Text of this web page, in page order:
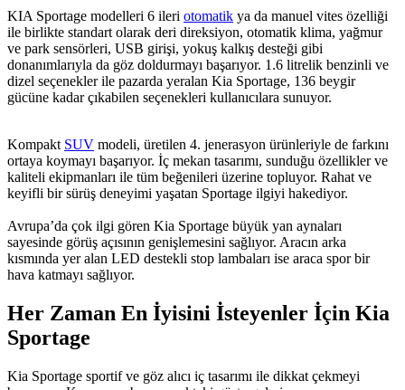
KIA Sportage modelleri 6 ileri otomatik ya da manuel vites özelliği
ile birlikte standart olarak deri direksiyon, otomatik klima, yağmur
ve park sensörleri, USB girişi, yokuş kalkış desteği gibi
donanımlarıyla da göz doldurmayı başarıyor. 1.6 litrelik benzinli ve
dizel seçenekler ile pazarda yeralan Kia Sportage, 136 beygir
gücüne kadar çıkabilen seçenekleri kullanıcılara sunuyor.
Kompakt SUV modeli, üretilen 4. jenerasyon ürünleriyle de farkını
ortaya koymayı başarıyor. İç mekan tasarımı, sunduğu özellikler ve
kaliteli ekipmanları ile tüm beğenileri üzerine topluyor. Rahat ve
keyifli bir sürüş deneyimi yaşatan Sportage ilgiyi hakediyor.
Avrupa’da çok ilgi gören Kia Sportage büyük yan aynaları
sayesinde görüş açısının genişlemesini sağlıyor. Aracın arka
kısmında yer alan LED destekli stop lambaları ise araca spor bir
hava katmayı sağlıyor.
Her Zaman En İyisini İsteyenler İçin Kia
Sportage
Kia Sportage sportif ve göz alıcı iç tasarımı ile dikkat çekmeyi